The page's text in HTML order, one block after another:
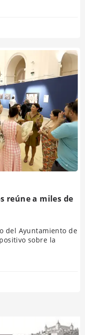
reúne a miles de
del Ayuntamiento de
sobre la